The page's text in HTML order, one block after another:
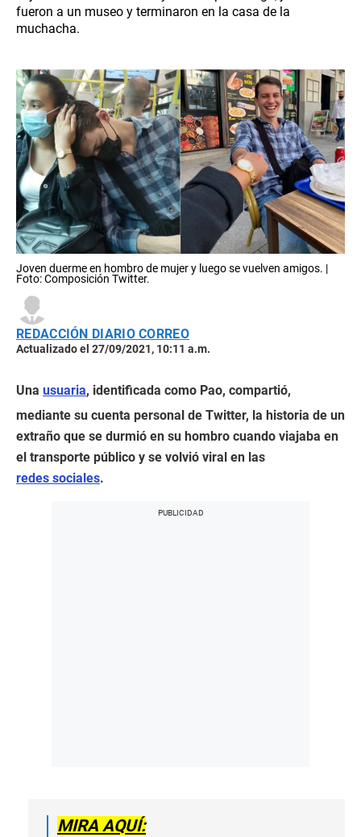
fueron a un museo y terminaron en la casa de la
muchacha.
Joven duerme en hombro de mujer y luego se vuelven amigos. |
Foto: Composición Twitter.
REDACCIÓN DIARIO CORREO
Actualizado el 27/09/2021, 10:11 a.m.
Una usuaria, identificada como Pao, compartió,
mediante su cuenta personal de Twitter, la historia de un
extraño que se durmió en su hombro cuando viajaba en
el transporte público y se volvió viral en las
redes sociales.
MIRA AQUÍ: